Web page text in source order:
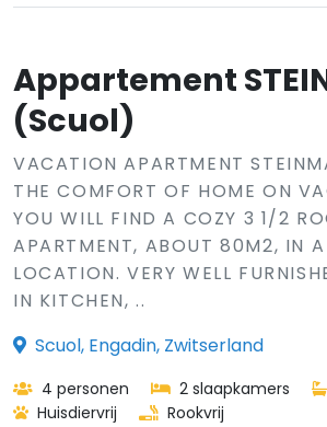
Appartement
(Scuol)
VACATION APARTMENT
THE COMFORT OF HOME ON
YOU WILL FIND A COZY 3 1/2
APARTMENT, ABOUT 80M2, IN A
LOCATION. VERY WELL
IN KITCHEN, ..
Scuol, Engadin, Zwitserland
4 personen 2 slaapkamers
Huisdiervrij
Rookvrij